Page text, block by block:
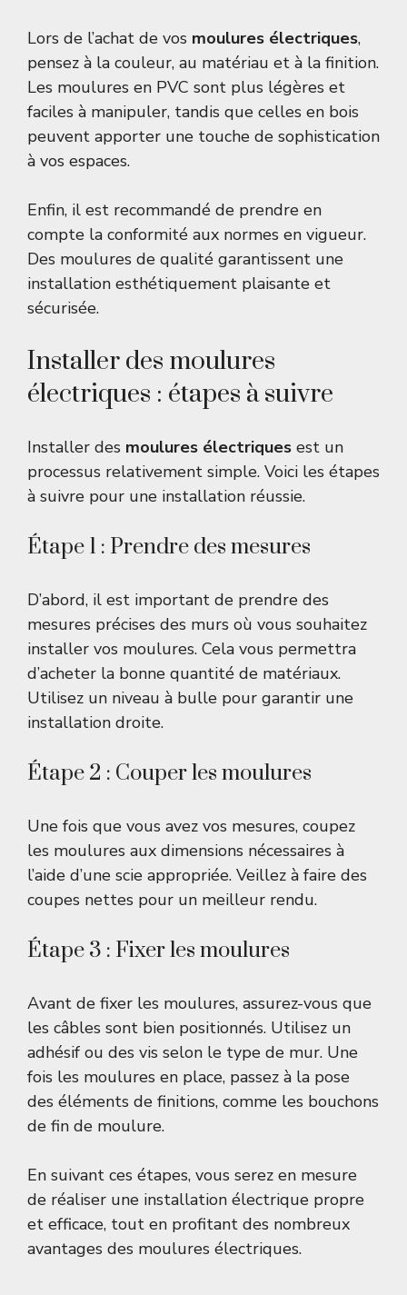
Lors de l’achat de vos moulures électriques,
pensez à la couleur, au matériau et à la finition.
Les moulures en PVC sont plus légères et
faciles à manipuler, tandis que celles en bois
peuvent apporter une touche de sophistication
à vos espaces.
Enfin, il est recommandé de prendre en
compte la conformité aux normes en vigueur.
Des moulures de qualité garantissent une
installation esthétiquement plaisante et
sécurisée.
Installer des moulures
électriques : étapes à suivre
Installer des moulures électriques est un
processus relativement simple. Voici les étapes
à suivre pour une installation réussie.
Étape 1 : Prendre des mesures
D’abord, il est important de prendre des
mesures précises des murs où vous souhaitez
installer vos moulures. Cela vous permettra
d’acheter la bonne quantité de matériaux.
Utilisez un niveau à bulle pour garantir une
installation droite.
Étape 2 : Couper les moulures
Une fois que vous avez vos mesures, coupez
les moulures aux dimensions nécessaires à
l’aide d’une scie appropriée. Veillez à faire des
coupes nettes pour un meilleur rendu.
Étape 3 : Fixer les moulures
Avant de fixer les moulures, assurez-vous que
les câbles sont bien positionnés. Utilisez un
adhésif ou des vis selon le type de mur. Une
fois les moulures en place, passez à la pose
des éléments de finitions, comme les bouchons
de fin de moulure.
En suivant ces étapes, vous serez en mesure
de réaliser une installation électrique propre
et efficace, tout en profitant des nombreux
avantages des moulures électriques.